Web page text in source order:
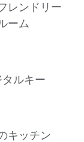
レンドリー
ーム
タルキー
キッチン